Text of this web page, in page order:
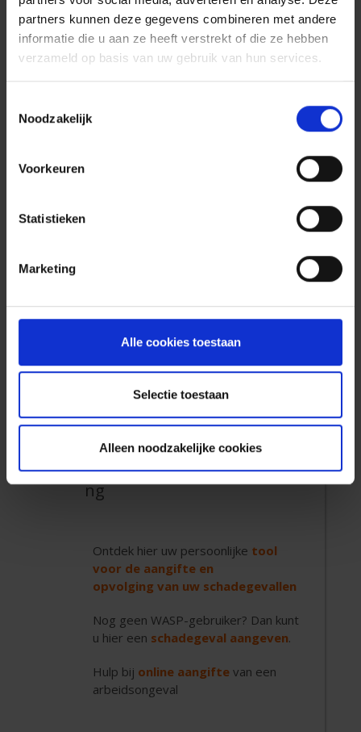
partners kunnen deze gegevens combineren met andere
informatie die u aan ze heeft verstrekt of die ze hebben
verzameld op basis van uw gebruik van hun services.
Noodzakelijk
Voorkeuren
Statistieken
Marketing
Alle cookies toestaan
Selectie toestaan
Alleen noodzakelijke cookies
Een nieuwe medewerker
aansluiten aan uw
groepsverzekering.
aanvragenvan de
groepsverzekering.
Arbeidsongevallenverzekeri
ng
Ontdek hier uw persoonlijke tool
voor de aangifte en
opvolging van uw schadegevallen
Nog geen WASP-gebruiker? Dan kunt
u hier een schadegeval aangeven.
Hulp bij online aangifte van een
arbeidsongeval